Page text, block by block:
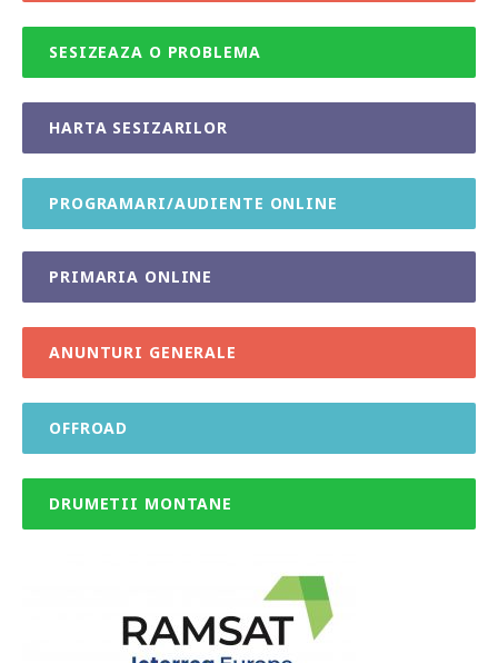
SESIZEAZA O PROBLEMA
HARTA SESIZARILOR
PROGRAMARI/AUDIENTE ONLINE
PRIMARIA ONLINE
ANUNTURI GENERALE
OFFROAD
DRUMETII MONTANE